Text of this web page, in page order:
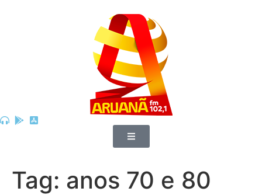
Tag: anos 70 e 80